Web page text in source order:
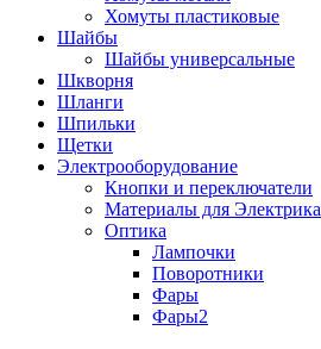
Хомуты пластиковые
Шайбы
Шайбы универсальные
Шкворня
Шланги
Шпильки
Щетки
Электрооборудование
Кнопки и переключатели
Материалы для Электрика
Оптика
Лампочки
Поворотники
Фары
Фары2